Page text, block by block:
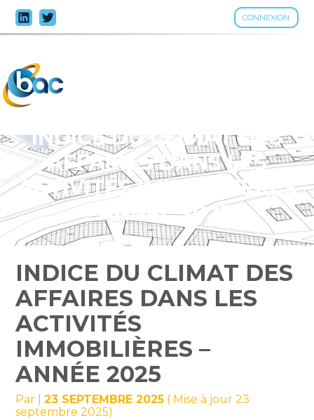
CONNEXION
Aller
au
INDICE DU CLIMAT DES
AFFAIRES DANS LES
ACTIVITÉS IMMOBILIÈRES
– ANNÉE 2025
INDICE DU CLIMAT DES
AFFAIRES DANS LES
ACTIVITÉS
IMMOBILIÈRES –
ANNÉE 2025
Par |23 SEPTEMBRE 2025 ( Mise à jour 23
septembre 2025)